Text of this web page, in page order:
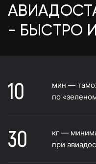
- БЫСТРО
10
мин —
по
30
кг —
при